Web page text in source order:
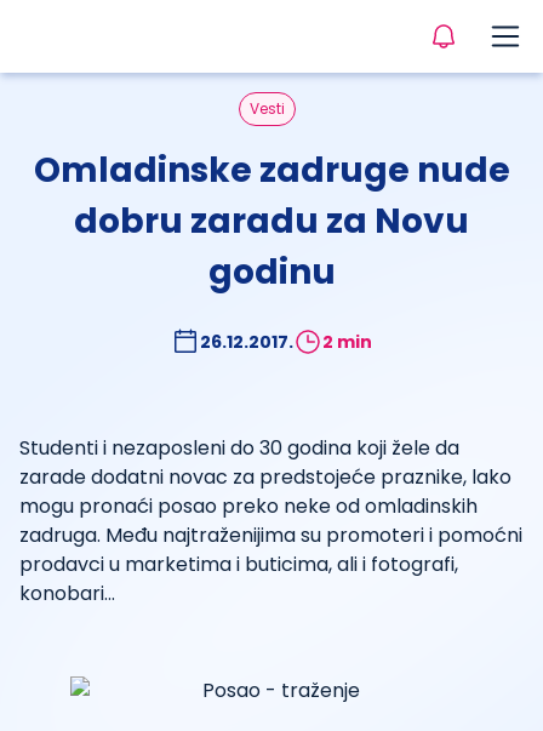
Vesti
Omladinske zadruge nude
dobru zaradu za Novu
godinu
26.12.2017. 2 min
Studenti i nezaposleni do 30 godina koji žele da
zarade dodatni novac za predstojeće praznike, lako
mogu pronaći posao preko neke od omladinskih
zadruga. Među najtraženijima su promoteri i pomoćni
prodavci u marketima i buticima, ali i fotografi,
konobari...